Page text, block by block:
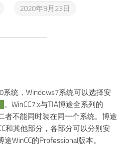
2020年9月23日
系统，Windows7系统可以选择安
。WinCC7.x与TIA博途全系列的
者不能同时装在同一个系统。博途
和其他部分，各部分可以分别安
WinCC的Professional版本。